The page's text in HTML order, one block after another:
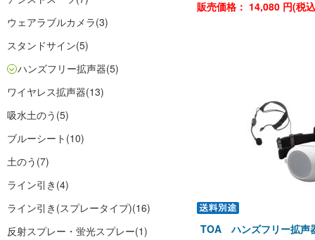
ウェアラブルカメラ(3)
スタンドサイン(5)
ハンズフリー拡声器(5)
ワイヤレス拡声器(13)
吸水土のう (5)
ブルーシート (10)
土のう (7)
ライン引き (4)
ライン引き(スプレータイプ)(16)
反射スプレー・蛍光スプレー(1)
販売価格： 14,080 円(税
TOA ハンズフリー拡